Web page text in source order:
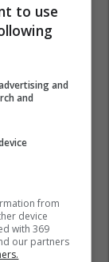
to use
and
and
from
device
with 369
our partners